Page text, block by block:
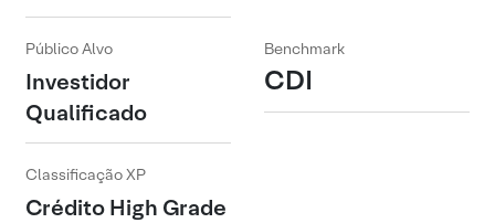
Público Alvo
Investidor
Qualificado
Benchmark
CDI
Classificação XP
Crédito High Grade